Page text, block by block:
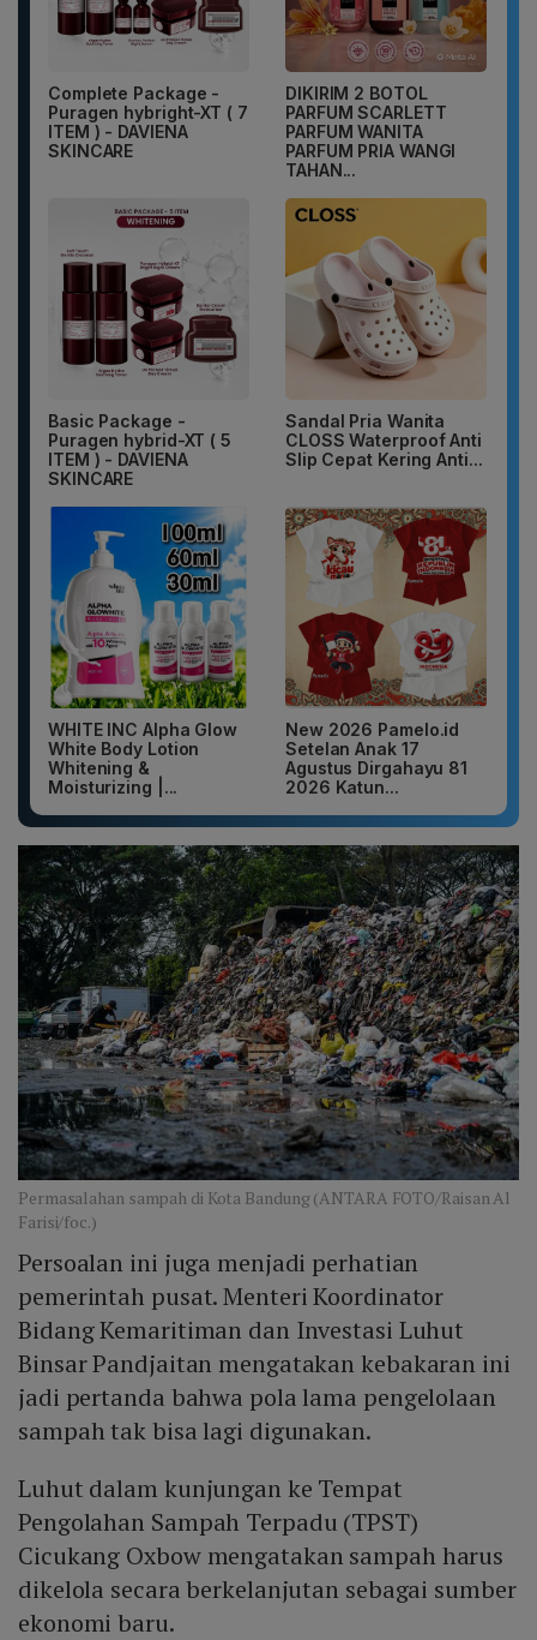
Complete Package -
Puragen hybright-XT ( 7
ITEM ) - DAVIENA
SKINCARE
DIKIRIM 2 BOTOL
PARFUM SCARLETT
PARFUM WANITA
PARFUM PRIA WANGI
TAHAN...
Basic Package -
Puragen hybrid-XT ( 5
ITEM ) - DAVIENA
SKINCARE
Sandal Pria Wanita
CLOSS Waterproof Anti
Slip Cepat Kering Anti...
WHITE INC Alpha Glow
White Body Lotion
Whitening &
Moisturizing |...
New 2026 Pamelo.id
Setelan Anak 17
Agustus Dirgahayu 81
2026 Katun...
Permasalahan sampah di Kota Bandung (ANTARA FOTO/Raisan Al
Farisi/foc.)
Persoalan ini juga menjadi perhatian
pemerintah pusat. Menteri Koordinator
Bidang Kemaritiman dan Investasi Luhut
Binsar Pandjaitan mengatakan kebakaran ini
jadi pertanda bahwa pola lama pengelolaan
sampah tak bisa lagi digunakan.
Luhut dalam kunjungan ke Tempat
Pengolahan Sampah Terpadu (TPST)
Cicukang Oxbow mengatakan sampah harus
dikelola secara berkelanjutan sebagai sumber
ekonomi baru.